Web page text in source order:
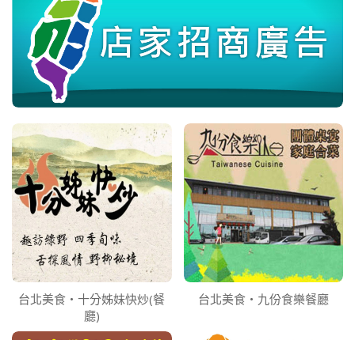
台北美食‧十分姊妹快炒(餐
廳)
台北美食‧九份食樂餐廳